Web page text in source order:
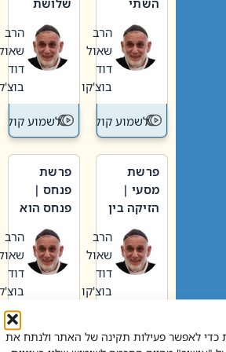
לאפשר פעילות תקינה של האתר ולנתח את
וערב של
חיינו
הרב
שאול
דוד
בוצ'קו
לשמוע קול תורה – מדרש
האבות
הרב
שאול
דוד
בוצ'קו
לשמוע קול
פרשת
מסעי |
הזיקה בין
הגדול לעם הרב
שאול
דוד
בוצ'קו
לשמוע קול תורה – מדרש
פרשת
פנחס |
פנחס הוא
אליהו: בין
קנאות
הורסת
לקנאות
בונה
הרב
שאול
דוד
בוצ'קו
לשמוע קול